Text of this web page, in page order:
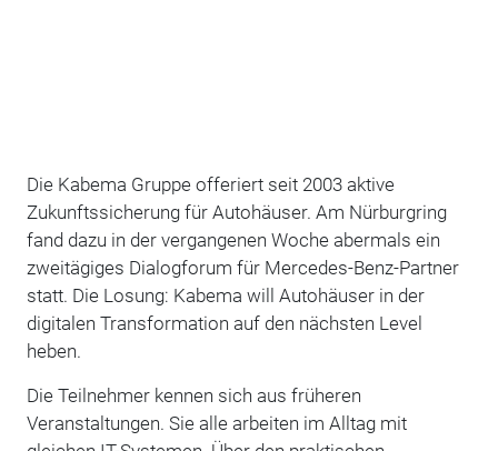
Die Kabema Gruppe offeriert seit 2003 aktive
Zukunftssicherung für Autohäuser. Am Nürburgring
fand dazu in der vergangenen Woche abermals ein
zweitägiges Dialogforum für Mercedes-Benz-Partner
statt. Die Losung: Kabema will Autohäuser in der
digitalen Transformation auf den nächsten Level
heben.
Die Teilnehmer kennen sich aus früheren
Veranstaltungen. Sie alle arbeiten im Alltag mit